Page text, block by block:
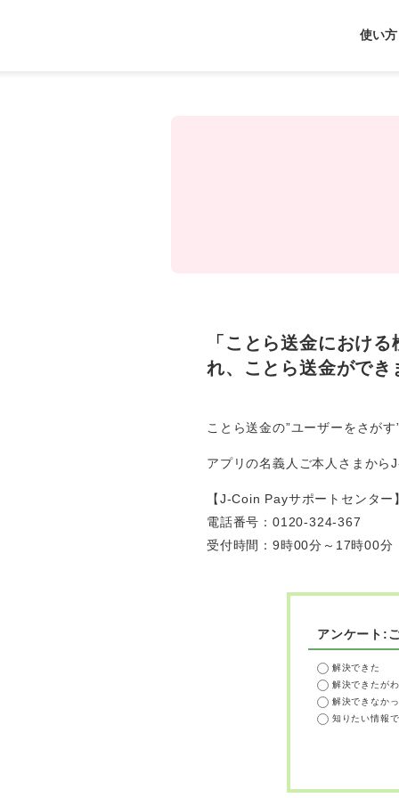
使い方
「ことら送金におけ
れ、ことら送金ができ
ことら送金の”ユーザーをさが
アプリの名義人ご本人さまから
【J-Coin Payサポートセンター
電話番号：0120-324-367
受付時間： 9時00分～17時00分
アンケート:
解決できた
解決できたが
解決できなかっ
知りたい情報